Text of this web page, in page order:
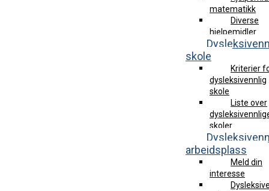
matematikk
Diverse
hjelpemidler
skole
Kriterier
dysleksivennlig
skole
Liste over
skoler
arbeidsplass
Meld din
interesse